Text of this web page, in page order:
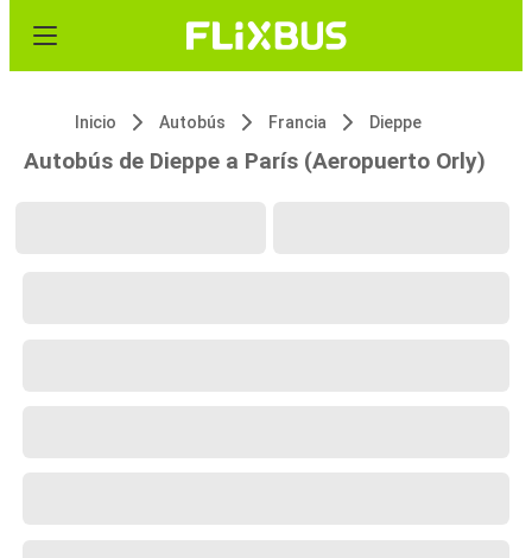
Inicio Autobús Francia Dieppe
Autobús de Dieppe a París (Aeropuerto Orly)